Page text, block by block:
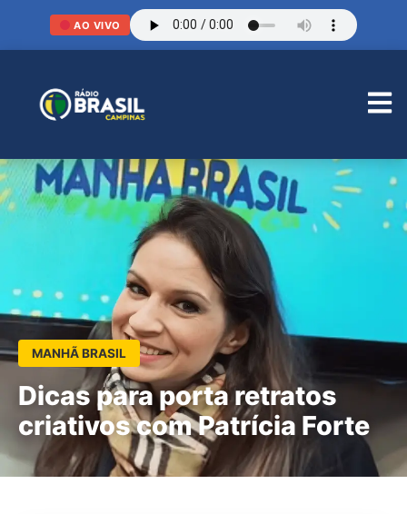
AO VIVO
MANHÃ BRASIL
Dicas para porta retratos
criativos com Patrícia Forte